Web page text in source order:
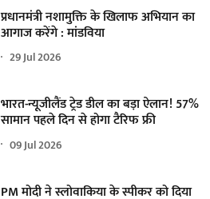
प्रधानमंत्री नशामुक्ति के खिलाफ अभियान का
आगाज करेंगे : मांडविया
29 Jul 2026
भारत-न्यूजीलैंड ट्रेड डील का बड़ा ऐलान! 57%
सामान पहले दिन से होगा टैरिफ फ्री
09 Jul 2026
PM मोदी ने स्लोवाकिया के स्पीकर को दिया